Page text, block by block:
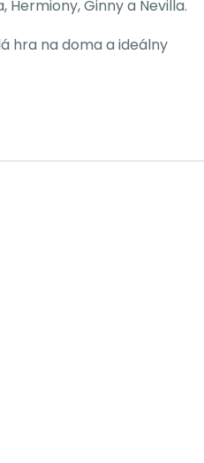
Ginny a Nevilla.
hra na doma a ideálny